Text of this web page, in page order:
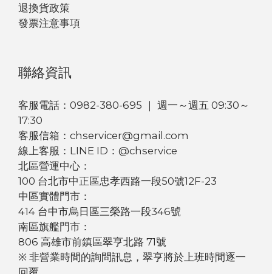
退換貨政策
發票注意事項
聯絡資訊
客服電話：0982-380-695 ｜ 週一～週五 09:30～
17:30
客服信箱：chservicer@gmail.com
線上客服：LINE ID：@chservice
北區營運中心：
100 台北市中正區忠孝西路一段50號12F-23
中區實體門市：
414 台中市烏日區三榮路一段346號
南區旗艦門市：
806 高雄市前鎮區翠亨北路 71號
※ 非營業時間的詢問訊息，翠亨將於上班時間逐一